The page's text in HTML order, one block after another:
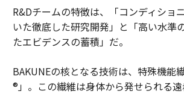
R&Dチームの特徴は、「コンディショ
いた徹底した研究開発」と「高い水準
たエビデンスの蓄積」だ。
BAKUNEの核となる技術は、特殊機能
®」。この繊維は身体から発せられる